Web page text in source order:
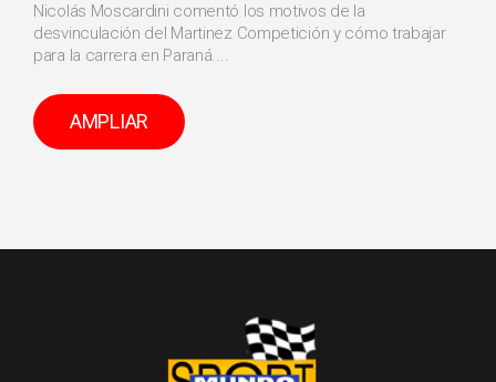
Nicolás Moscardini comentó los motivos de la
desvinculación del Martinez Competición y cómo trabajar
para la carrera en Paraná....
AMPLIAR